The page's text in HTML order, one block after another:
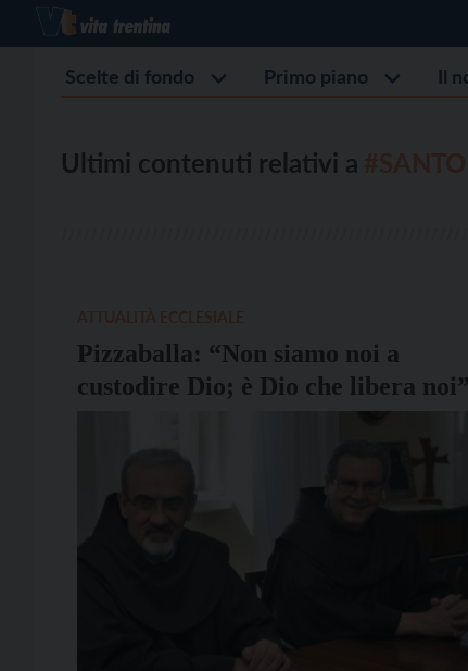
Scelte di fondo Primo piano Il
Ultimi contenuti relativi a
Pizzaballa: “Non siamo noi a
custodire Dio; è Dio che libera noi”